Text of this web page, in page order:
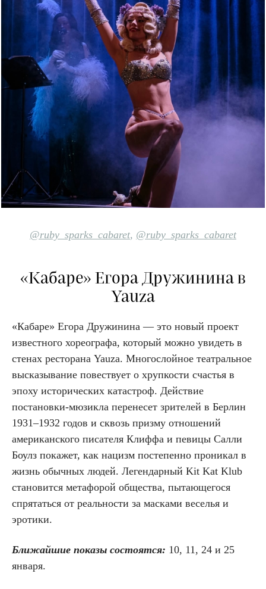
@ruby_sparks_cabaret, @ruby_sparks_cabaret
«Кабаре» Егора Дружинина в
Yauza
«Кабаре» Егора Дружинина — это новый проект
известного хореографа, который можно увидеть в
стенах ресторана Yauza. Многослойное театральное
высказывание повествует о хрупкости счастья в
эпоху исторических катастроф. Действие
постановки-мюзикла перенесет зрителей в Берлин
1931–1932 годов и сквозь призму отношений
американского писателя Клиффа и певицы Салли
Боулз покажет, как нацизм постепенно проникал в
жизнь обычных людей. Легендарный Kit Kat Klub
становится метафорой общества, пытающегося
спрятаться от реальности за масками веселья и
эротики.
Ближайшие показы состоятся: 10, 11, 24 и 25
января.